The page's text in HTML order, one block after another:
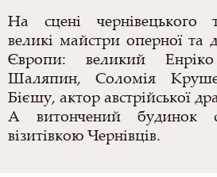
На сцені чернівецького
великі майстри оперної та
Європи: великий
Шаляпин, Соломія
Бієшу, актор австрійської
А витончений будинок
візитівкою Чернівців.